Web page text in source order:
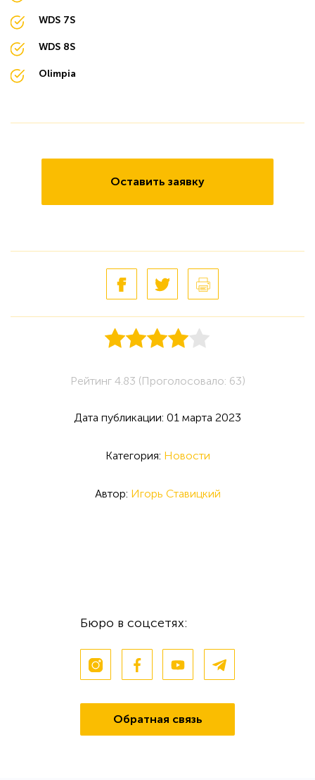
WDS 7S
WDS 8S
Olimpia
Оставить заявку
Рейтинг 4.83 (Проголосовало: 63)
Дата публикации: 01 марта 2023
Категория: Новости
Автор: Игорь Ставицкий
Бюро в соцсетях:
Обратная связь